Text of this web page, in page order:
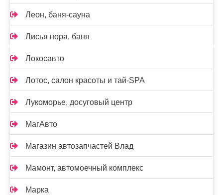
Леон, баня-сауна
Лисья нора, баня
Локосавто
Лотос, салон красоты и тай-SPA
Лукоморье, досуговый центр
МагАвто
Магазин автозапчастей Влад
Мамонт, автомоечный комплекс
Марка